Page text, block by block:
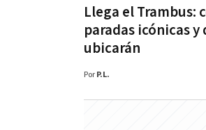
Llega el Trambus:
paradas icónicas y
ubicarán
Por P.L.